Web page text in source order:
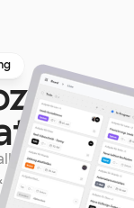
Kanälen,
Termine.
behalte alle